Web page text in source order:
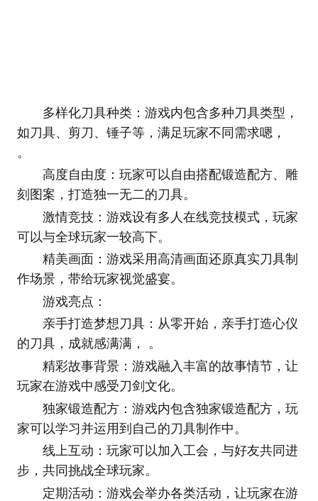
多样化刀具种类：游戏内包含多种刀具类型，
如刀具、剪刀、锤子等，满足玩家不同需求嗯，
。
高度自由度：玩家可以自由搭配锻造配方、雕
刻图案，打造独一无二的刀具。
激情竞技：游戏设有多人在线竞技模式，玩家
可以与全球玩家一较高下。
精美画面：游戏采用高清画面还原真实刀具制
作场景，带给玩家视觉盛宴。
游戏亮点：
亲手打造梦想刀具：从零开始，亲手打造心仪
的刀具，成就感满满， 。
精彩故事背景：游戏融入丰富的故事情节，让
玩家在游戏中感受刀剑文化。
独家锻造配方：游戏内包含独家锻造配方，玩
家可以学习并运用到自己的刀具制作中。
线上互动：玩家可以加入工会，与好友共同进
步，共同挑战全球玩家。
定期活动：游戏会举办各类活动，让玩家在游